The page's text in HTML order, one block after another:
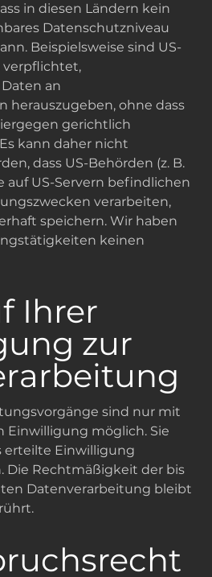
in diesen Ländern kein
Datenschutzniveau
Beispielsweise sind US-
verpflichtet,
an
herauszugeben, ohne dass
gerichtlich
kann daher nicht
dass US-Behörden (z. B.
auf US-Servern befindlichen
verarbeiten,
speichern. Wir haben
keinen
Ihrer
zur
sind nur mit
Einwilligung möglich. Sie
erteilte Einwilligung
Die Rechtmäßigkeit der bis
Datenverarbeitung bleibt